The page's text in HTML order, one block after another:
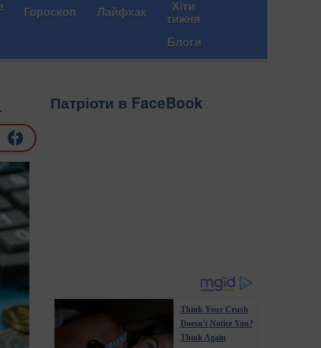
Гороскоп Лайфхак Хіти
тижня
Блоги
Патріоти в FaceBook
Think Your Crush
Doesn't Notice You?
Think Again